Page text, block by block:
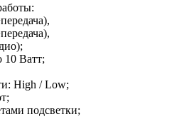
10 Ватт;
High / Low;
подсветки;